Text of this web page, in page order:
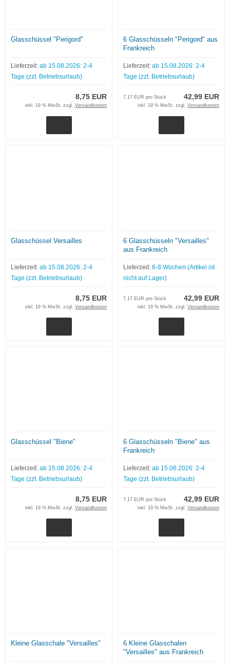
Glasschüssel "Perigord"
Lieferzeit: ab 15.08.2026: 2-4
Tage (zzt. Betriebsurlaub)
8,75 EUR
inkl. 19 % MwSt. zzgl. Versandkosten
6 Glasschüsseln "Perigord" aus
Frankreich
Lieferzeit: ab 15.08.2026: 2-4
Tage (zzt. Betriebsurlaub)
42,99 EUR
7,17 EUR pro Stück
inkl. 19 % MwSt. zzgl. Versandkosten
Glasschüssel Versailles
Lieferzeit: ab 15.08.2026: 2-4
Tage (zzt. Betriebsurlaub)
8,75 EUR
inkl. 19 % MwSt. zzgl. Versandkosten
6 Glasschüsseln "Versailles"
aus Frankreich
Lieferzeit: 6-8 Wochen (Artikel ist
nicht auf Lager)
42,99 EUR
7,17 EUR pro Stück
inkl. 19 % MwSt. zzgl. Versandkosten
Glasschüssel "Biene"
Lieferzeit: ab 15.08.2026: 2-4
Tage (zzt. Betriebsurlaub)
8,75 EUR
inkl. 19 % MwSt. zzgl. Versandkosten
6 Glasschüsseln "Biene" aus
Frankreich
Lieferzeit: ab 15.08.2026: 2-4
Tage (zzt. Betriebsurlaub)
42,99 EUR
7,17 EUR pro Stück
inkl. 19 % MwSt. zzgl. Versandkosten
Kleine Glasschale "Versailles"
6 Kleine Glasschalen
"Versailles" aus Frankreich